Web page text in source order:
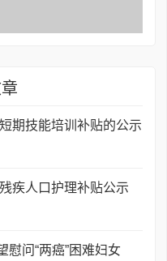
期技能培训补贴的公示
疾人口护理补贴公示
慰问“两癌”困难妇女